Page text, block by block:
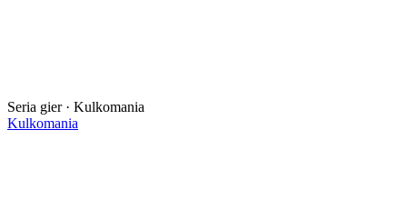
Seria gier · Kulkomania
Kulkomania